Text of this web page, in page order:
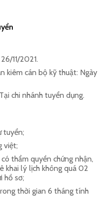
11/2021.
kiêm cán bộ kỹ thuật: Ngày
chi nhánh tuyển dụng.
tuyển;
việt;
thẩm quyền chứng nhận,
khai lý lịch không quá 02
hồ sơ;
thời gian 6 tháng tính